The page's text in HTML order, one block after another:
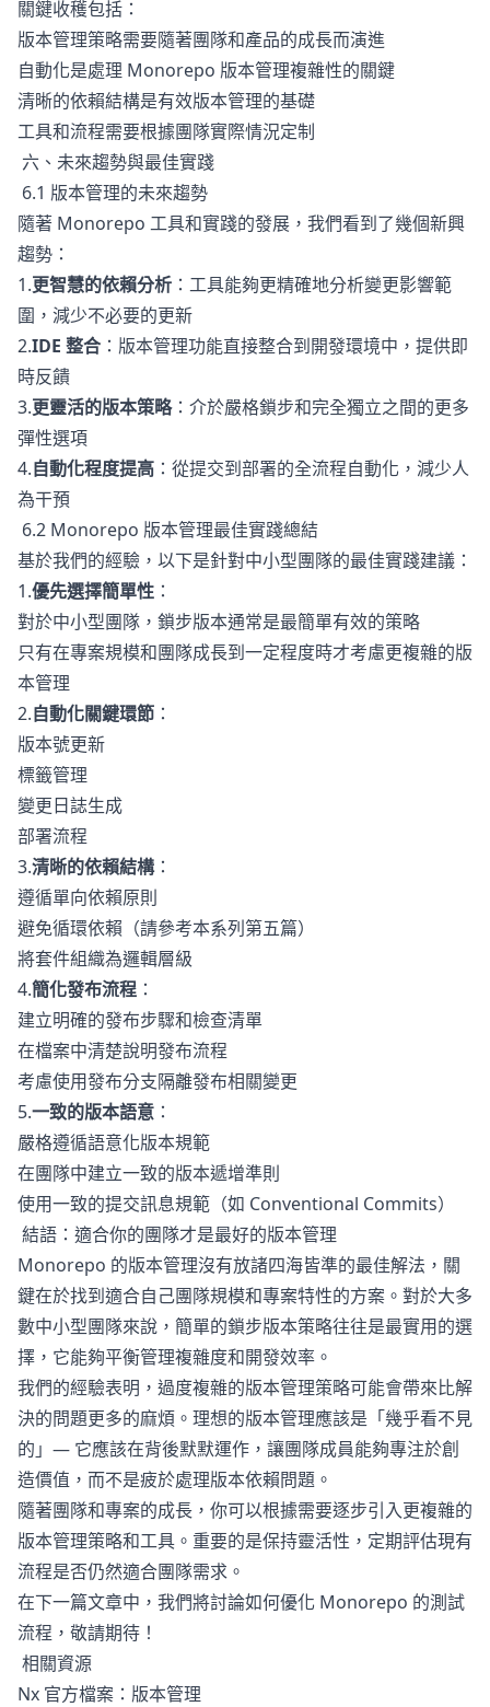
關鍵收穫包括：
版本管理策略需要隨著團隊和產品的成長而演進
自動化是處理 Monorepo 版本管理複雜性的關鍵
清晰的依賴結構是有效版本管理的基礎
工具和流程需要根據團隊實際情況定制
六、未來趨勢與最佳實踐
6.1 版本管理的未來趨勢
隨著 Monorepo 工具和實踐的發展，我們看到了幾個新興
趨勢：
1.更智慧的依賴分析 ：工具能夠更精確地分析變更影響範
圍，減少不必要的更新
2.IDE 整合 ：版本管理功能直接整合到開發環境中，提供即
時反饋
3.更靈活的版本策略：介於嚴格鎖步和完全獨立之間的更多
彈性選項
4.自動化程度提高 ：從提交到部署的全流程自動化，減少人
為干預
6.2 Monorepo 版本管理最佳實踐總結
基於我們的經驗，以下是針對中小型團隊的最佳實踐建議：
1.優先選擇簡單性 ：
對於中小型團隊，鎖步版本通常是最簡單有效的策略
只有在專案規模和團隊成長到一定程度時才考慮更複雜的版
本管理
2.自動化關鍵環節 ：
版本號更新
標籤管理
變更日誌生成
部署流程
3.清晰的依賴結構：
遵循單向依賴原則
避免循環依賴（請參考本系列第五篇）
將套件組織為邏輯層級
4.簡化發布流程 ：
建立明確的發布步驟和檢查清單
在檔案中清楚說明發布流程
考慮使用發布分支隔離發布相關變更
5.一致的版本語意 ：
嚴格遵循語意化版本規範
在團隊中建立一致的版本遞增準則
使用一致的提交訊息規範（如 Conventional Commits）
結語：適合你的團隊才是最好的版本管理
Monorepo 的版本管理沒有放諸四海皆準的最佳解法，關
鍵在於找到適合自己團隊規模和專案特性的方案。對於大多
數中小型團隊來說，簡單的鎖步版本策略往往是最實用的選
擇，它能夠平衡管理複雜度和開發效率。
我們的經驗表明，過度複雜的版本管理策略可能會帶來比解
決的問題更多的麻煩。理想的版本管理應該是「幾乎看不見
的」— 它應該在背後默默運作，讓團隊成員能夠專注於創
造價值，而不是疲於處理版本依賴問題。
隨著團隊和專案的成長，你可以根據需要逐步引入更複雜的
版本管理策略和工具。重要的是保持靈活性，定期評估現有
流程是否仍然適合團隊需求。
在下一篇文章中，我們將討論如何優化 Monorepo 的測試
流程，敬請期待！
相關資源
Nx 官方檔案：版本管理